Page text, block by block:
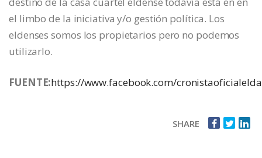
el limbo de la iniciativa y/o gestión política. Los
eldenses somos los propietarios pero no podemos
utilizarlo.
FUENTE:https://www.facebook.com/cronistaoficialelda
SHARE